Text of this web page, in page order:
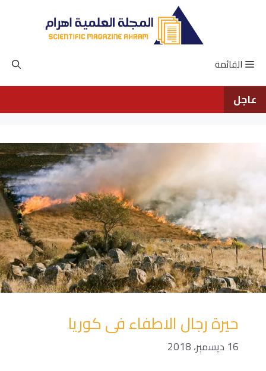
القائمة
عاجل
حيرة رجال الاطفاء فى كوريا
16 ديسمبر، 2018